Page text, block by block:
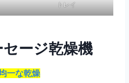
トレイ
セージ乾燥機
一な乾燥